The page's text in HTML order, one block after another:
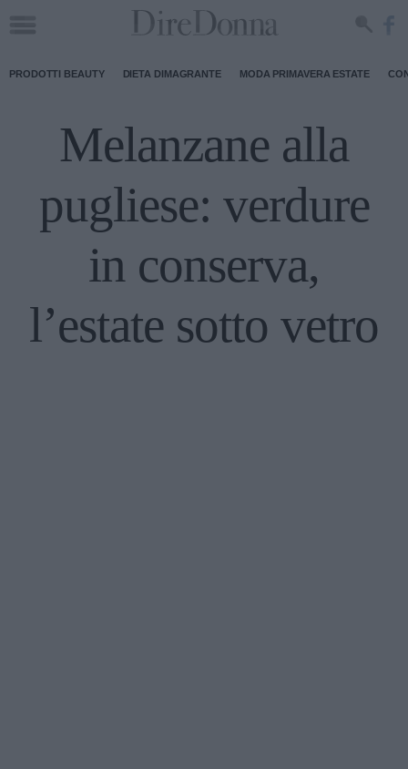
PRODOTTI BEAUTY DIETA DIMAGRANTE MODA PRIMAVERA ESTATE
Melanzane alla
pugliese: verdure
in conserva,
l’estate sotto vetro